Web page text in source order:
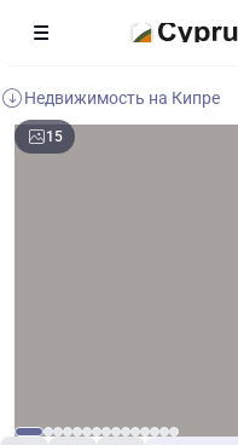
Недвижимость на Кипре
15